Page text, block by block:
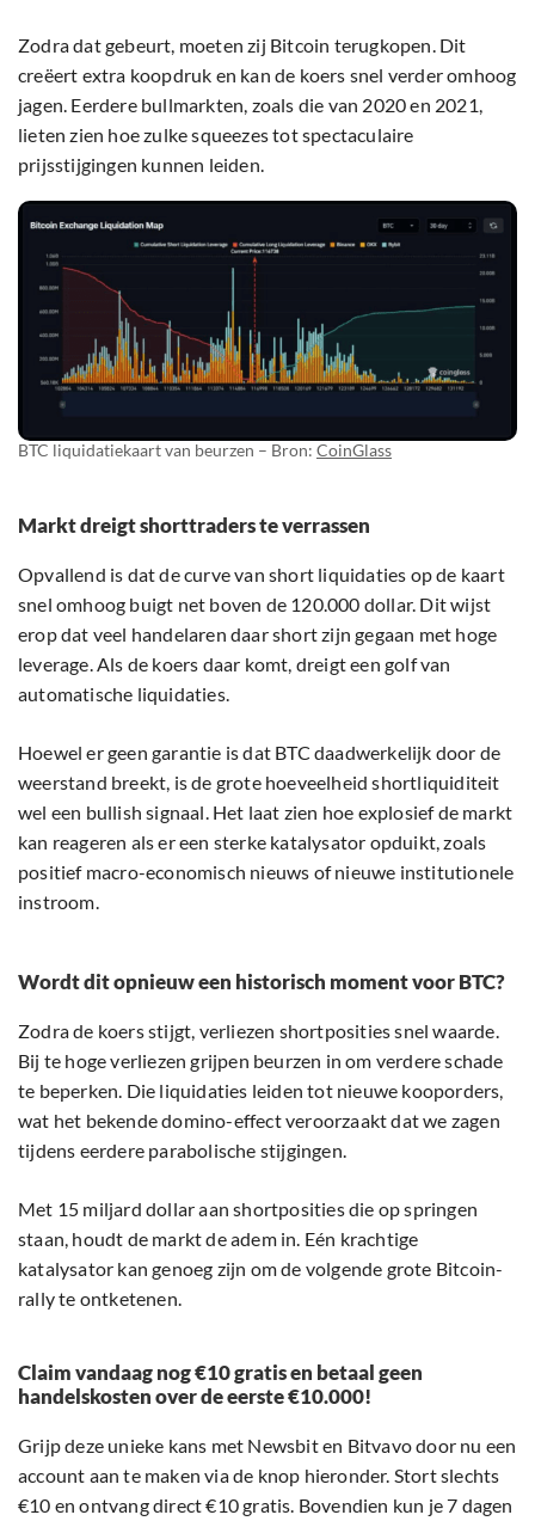
Zodra dat gebeurt, moeten zij Bitcoin terugkopen. Dit
creëert extra koopdruk en kan de koers snel verder omhoog
jagen. Eerdere bullmarkten, zoals die van 2020 en 2021,
lieten zien hoe zulke squeezes tot spectaculaire
prijsstijgingen kunnen leiden.
BTC liquidatiekaart van beurzen – Bron: CoinGlass
Markt dreigt shorttraders te verrassen
Opvallend is dat de curve van short liquidaties op de kaart
snel omhoog buigt net boven de 120.000 dollar. Dit wijst
erop dat veel handelaren daar short zijn gegaan met hoge
leverage. Als de koers daar komt, dreigt een golf van
automatische liquidaties.
Hoewel er geen garantie is dat BTC daadwerkelijk door de
weerstand breekt, is de grote hoeveelheid shortliquiditeit
wel een bullish signaal. Het laat zien hoe explosief de markt
kan reageren als er een sterke katalysator opduikt, zoals
positief macro-economisch nieuws of nieuwe institutionele
instroom.
Wordt dit opnieuw een historisch moment voor BTC?
Zodra de koers stijgt, verliezen shortposities snel waarde.
Bij te hoge verliezen grijpen beurzen in om verdere schade
te beperken. Die liquidaties leiden tot nieuwe kooporders,
wat het bekende domino-effect veroorzaakt dat we zagen
tijdens eerdere parabolische stijgingen.
Met 15 miljard dollar aan shortposities die op springen
staan, houdt de markt de adem in. Eén krachtige
katalysator kan genoeg zijn om de volgende grote Bitcoin-
rally te ontketenen.
Claim vandaag nog €10 gratis en betaal geen
handelskosten over de eerste €10.000!
Grijp deze unieke kans met Newsbit en Bitvavo door nu een
account aan te maken via de knop hieronder. Stort slechts
€10 en ontvang direct €10 gratis. Bovendien kun je 7 dagen